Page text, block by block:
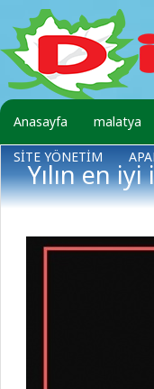
Anasayfa malatya
SİTE YÖNETİM
Yılın en